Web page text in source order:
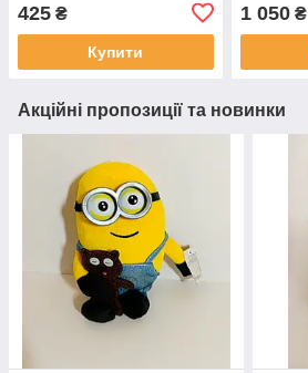
425 ₴
Купити
1 050₴
Акційні пропозиції та новинки